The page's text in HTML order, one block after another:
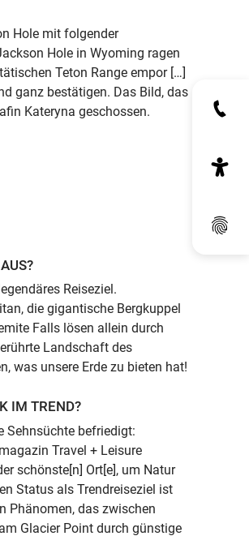
Hole mit folgender
Hole in Wyoming ragen
Teton Range empor […]
ganz bestätigen. Das Bild, das
Kateryna geschossen.
Reiseziel.
die gigantische Bergkuppel
Falls lösen allein durch
Landschaft des
was unsere Erde zu bieten hat!
IM TREND?
Sehnsüchte befriedigt:
Travel + Leisure
schönste[n] Ort[e], um Natur
Status als Trendreiseziel ist
Phänomen, das zwischen
Glacier Point durch günstige